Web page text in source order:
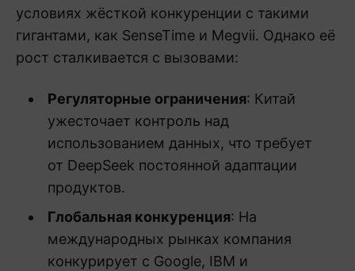
условиях жёсткой конкуренции с такими
гигантами, как SenseTime и Megvii. Однако её
рост сталкивается с вызовами:
Регуляторные ограничения: Китай
ужесточает контроль над
использованием данных, что требует
от DeepSeek постоянной адаптации
продуктов.
Глобальная конкуренция: На
международных рынках компания
конкурирует с Google, IBM и